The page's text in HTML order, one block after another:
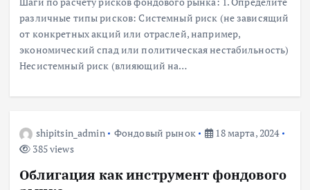
различные типы рисков: Системный риск (не зависящий
от конкретных акций или отраслей, например,
экономический спад или политическая нестабильность)
Несистемный риск (влияющий на…
shipitsin_admin Фондовый рынок
18 марта, 2024
385 views
Облигация как инструмент фондового